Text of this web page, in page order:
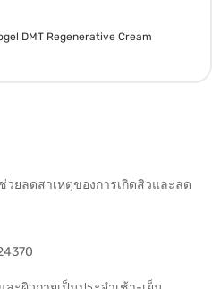
DMT Regenerative Cream
วยลดสาเหตุของการเกิดสิวและลด